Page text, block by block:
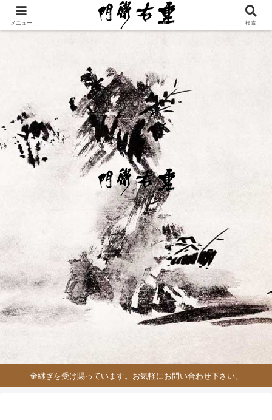
金継ぎを受け賜っています。お気軽にお問い合わせ下さい。
メニュー 検索